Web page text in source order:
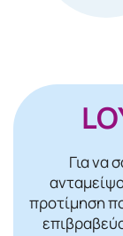
Για να
προτίμηση